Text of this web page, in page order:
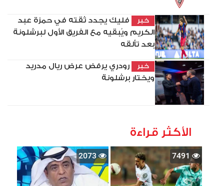
خبر
فليك يجدد ثقته في حمزة عبد
الكريم ويُبقيه مع الفريق الأول لبرشلونة
بعد تألقه
خبر
رودري يرفض عرض ريال مدريد
ويختار برشلونة
الأكثر قراءة
7491
2073